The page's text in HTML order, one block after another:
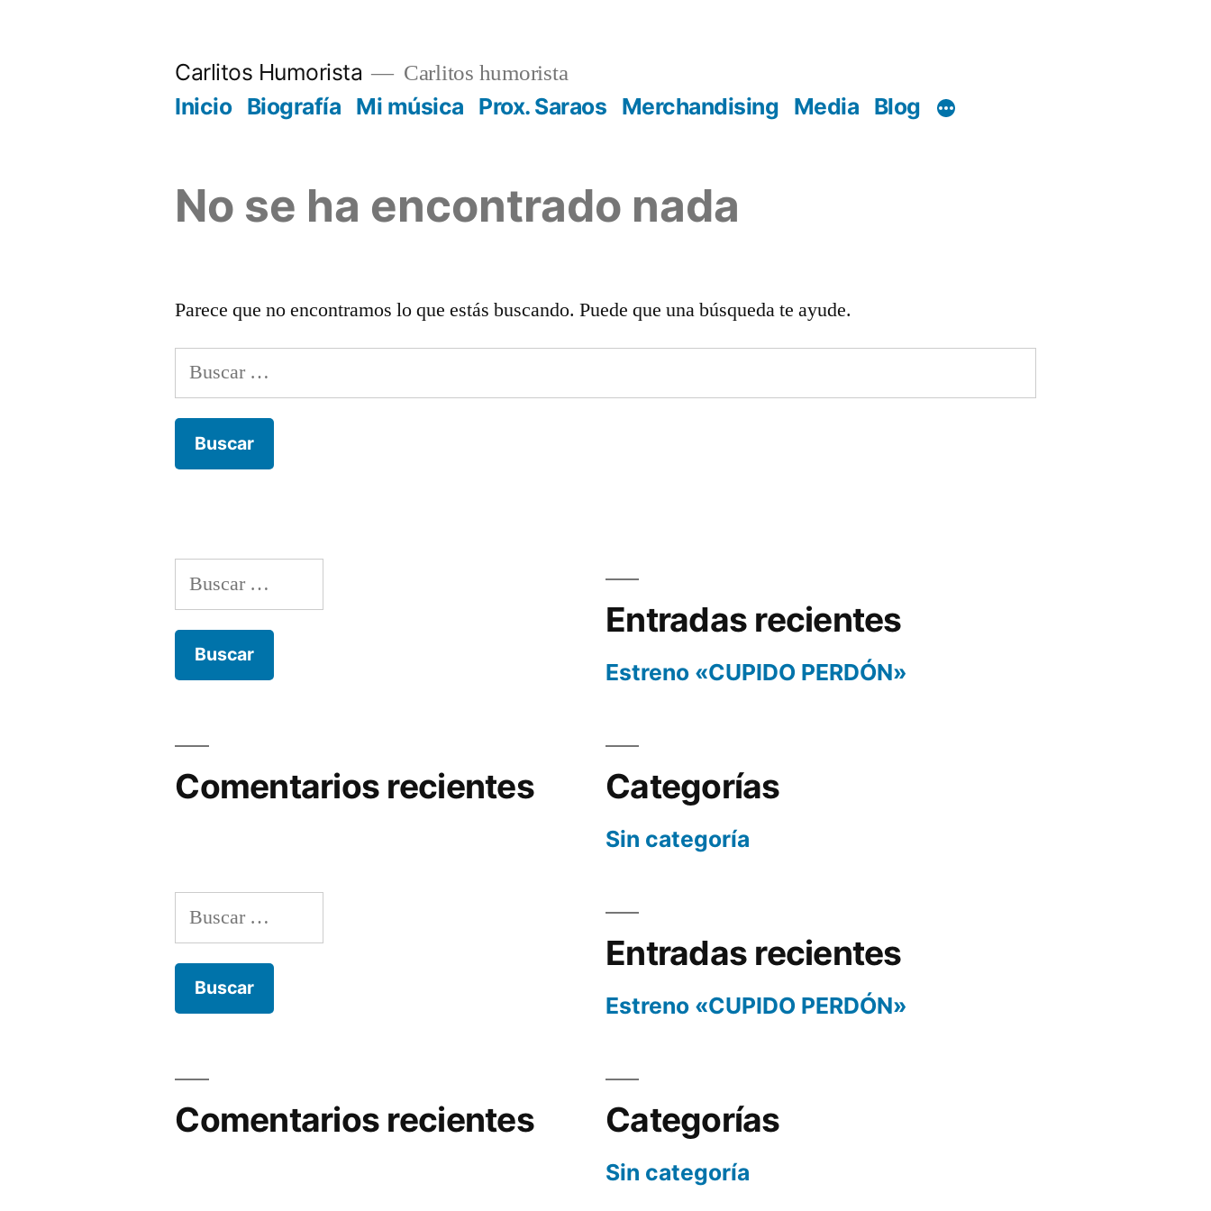
Carlitos Humorista Carlitos humorista
Inicio Biografía Mi música Prox. Saraos Merchandising Media Blog
No se ha encontrado nada
Parece que no encontramos lo que estás buscando. Puede que una búsqueda te ayude.
Buscar:
Buscar:
Entradas recientes
Estreno «CUPIDO PERDÓN»
Comentarios recientes Categorías
Sin categoría
Buscar:
Entradas recientes
Estreno «CUPIDO PERDÓN»
Comentarios recientes Categorías
Sin categoría